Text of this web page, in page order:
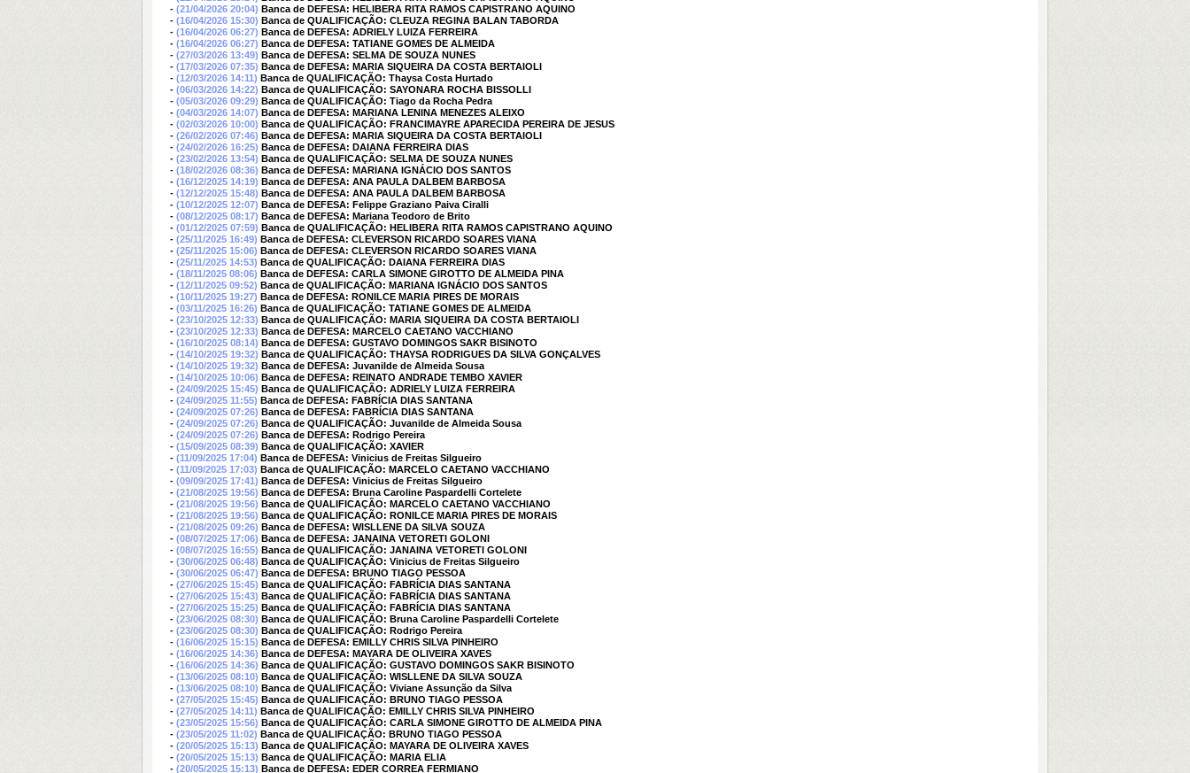
- (21/04/2026 20:04) Banca de DEFESA: HELIBERA RITA RAMOS CAPISTRANO AQUINO
- (16/04/2026 15:30) Banca de QUALIFICAÇÃO: CLEUZA REGINA BALAN TABORDA
- (16/04/2026 06:27) Banca de DEFESA: ADRIELY LUIZA FERREIRA
- (16/04/2026 06:27) Banca de DEFESA: TATIANE GOMES DE ALMEIDA
- (27/03/2026 13:49) Banca de DEFESA: SELMA DE SOUZA NUNES
- (17/03/2026 07:35) Banca de DEFESA: MARIA SIQUEIRA DA COSTA BERTAIOLI
- (12/03/2026 14:11) Banca de QUALIFICAÇÃO: Thaysa Costa Hurtado
- (06/03/2026 14:22) Banca de QUALIFICAÇÃO: SAYONARA ROCHA BISSOLLI
- (05/03/2026 09:29) Banca de QUALIFICAÇÃO: Tiago da Rocha Pedra
- (04/03/2026 14:07) Banca de DEFESA: MARIANA LENINA MENEZES ALEIXO
- (02/03/2026 10:00) Banca de QUALIFICAÇÃO: FRANCIMAYRE APARECIDA PEREIRA DE JESUS
- (26/02/2026 07:46) Banca de DEFESA: MARIA SIQUEIRA DA COSTA BERTAIOLI
- (24/02/2026 16:25) Banca de DEFESA: DAIANA FERREIRA DIAS
- (23/02/2026 13:54) Banca de QUALIFICAÇÃO: SELMA DE SOUZA NUNES
- (18/02/2026 08:36) Banca de DEFESA: MARIANA IGNÁCIO DOS SANTOS
- (16/12/2025 14:19) Banca de DEFESA: ANA PAULA DALBEM BARBOSA
- (12/12/2025 15:48) Banca de DEFESA: ANA PAULA DALBEM BARBOSA
- (10/12/2025 12:07) Banca de DEFESA: Felippe Graziano Paiva Ciralli
- (08/12/2025 08:17) Banca de DEFESA: Mariana Teodoro de Brito
- (01/12/2025 07:59) Banca de QUALIFICAÇÃO: HELIBERA RITA RAMOS CAPISTRANO AQUINO
- (25/11/2025 16:49) Banca de DEFESA: CLEVERSON RICARDO SOARES VIANA
- (25/11/2025 15:06) Banca de DEFESA: CLEVERSON RICARDO SOARES VIANA
- (25/11/2025 14:53) Banca de QUALIFICAÇÃO: DAIANA FERREIRA DIAS
- (18/11/2025 08:06) Banca de DEFESA: CARLA SIMONE GIROTTO DE ALMEIDA PINA
- (12/11/2025 09:52) Banca de QUALIFICAÇÃO: MARIANA IGNÁCIO DOS SANTOS
- (10/11/2025 19:27) Banca de DEFESA: RONILCE MARIA PIRES DE MORAIS
- (03/11/2025 16:26) Banca de QUALIFICAÇÃO: TATIANE GOMES DE ALMEIDA
- (23/10/2025 12:33) Banca de QUALIFICAÇÃO: MARIA SIQUEIRA DA COSTA BERTAIOLI
- (23/10/2025 12:33) Banca de DEFESA: MARCELO CAETANO VACCHIANO
- (16/10/2025 08:14) Banca de DEFESA: GUSTAVO DOMINGOS SAKR BISINOTO
- (14/10/2025 19:32) Banca de QUALIFICAÇÃO: THAYSA RODRIGUES DA SILVA GONÇALVES
- (14/10/2025 19:32) Banca de DEFESA: Juvanilde de Almeida Sousa
- (14/10/2025 10:06) Banca de DEFESA: REINATO ANDRADE TEMBO XAVIER
- (24/09/2025 15:45) Banca de QUALIFICAÇÃO: ADRIELY LUIZA FERREIRA
- (24/09/2025 11:55) Banca de DEFESA: FABRÍCIA DIAS SANTANA
- (24/09/2025 07:26) Banca de DEFESA: FABRÍCIA DIAS SANTANA
- (24/09/2025 07:26) Banca de QUALIFICAÇÃO: Juvanilde de Almeida Sousa
- (24/09/2025 07:26) Banca de DEFESA: Rodrigo Pereira
- (15/09/2025 08:39) Banca de QUALIFICAÇÃO: XAVIER
- (11/09/2025 17:04) Banca de DEFESA: Vinicius de Freitas Silgueiro
- (11/09/2025 17:03) Banca de QUALIFICAÇÃO: MARCELO CAETANO VACCHIANO
- (09/09/2025 17:41) Banca de DEFESA: Vinicius de Freitas Silgueiro
- (21/08/2025 19:56) Banca de DEFESA: Bruna Caroline Paspardelli Cortelete
- (21/08/2025 19:56) Banca de QUALIFICAÇÃO: MARCELO CAETANO VACCHIANO
- (21/08/2025 19:56) Banca de QUALIFICAÇÃO: RONILCE MARIA PIRES DE MORAIS
- (21/08/2025 09:26) Banca de DEFESA: WISLLENE DA SILVA SOUZA
- (08/07/2025 17:06) Banca de DEFESA: JANAINA VETORETI GOLONI
- (08/07/2025 16:55) Banca de QUALIFICAÇÃO: JANAINA VETORETI GOLONI
- (30/06/2025 06:48) Banca de QUALIFICAÇÃO: Vinicius de Freitas Silgueiro
- (30/06/2025 06:47) Banca de DEFESA: BRUNO TIAGO PESSOA
- (27/06/2025 15:45) Banca de QUALIFICAÇÃO: FABRÍCIA DIAS SANTANA
- (27/06/2025 15:43) Banca de QUALIFICAÇÃO: FABRÍCIA DIAS SANTANA
- (27/06/2025 15:25) Banca de QUALIFICAÇÃO: FABRÍCIA DIAS SANTANA
- (23/06/2025 08:30) Banca de QUALIFICAÇÃO: Bruna Caroline Paspardelli Cortelete
- (23/06/2025 08:30) Banca de QUALIFICAÇÃO: Rodrigo Pereira
- (16/06/2025 15:15) Banca de DEFESA: EMILLY CHRIS SILVA PINHEIRO
- (16/06/2025 14:36) Banca de DEFESA: MAYARA DE OLIVEIRA XAVES
- (16/06/2025 14:36) Banca de QUALIFICAÇÃO: GUSTAVO DOMINGOS SAKR BISINOTO
- (13/06/2025 08:10) Banca de QUALIFICAÇÃO: WISLLENE DA SILVA SOUZA
- (13/06/2025 08:10) Banca de QUALIFICAÇÃO: Viviane Assunção da Silva
- (27/05/2025 15:45) Banca de QUALIFICAÇÃO: BRUNO TIAGO PESSOA
- (27/05/2025 14:11) Banca de QUALIFICAÇÃO: EMILLY CHRIS SILVA PINHEIRO
- (23/05/2025 15:56) Banca de QUALIFICAÇÃO: CARLA SIMONE GIROTTO DE ALMEIDA PINA
- (23/05/2025 11:02) Banca de QUALIFICAÇÃO: BRUNO TIAGO PESSOA
- (20/05/2025 15:13) Banca de QUALIFICAÇÃO: MAYARA DE OLIVEIRA XAVES
- (20/05/2025 15:13) Banca de QUALIFICAÇÃO: MARIA ELIA
- (20/05/2025 15:13) Banca de DEFESA: EDER CORREA FERMIANO